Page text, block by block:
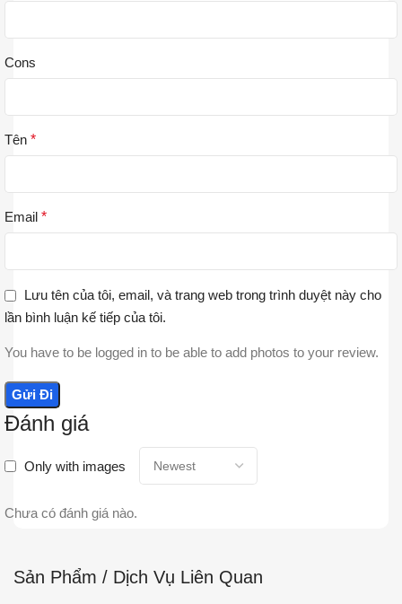
Đánh giá
Only with images
Chưa có đánh giá nào.
Cons
Tên *
Email *
Lưu tên của tôi, email, và trang web trong trình duyệt này cho
lần bình luận kế tiếp của tôi.
You have to be logged in to be able to add photos to your review.
Sản Phẩm / Dịch Vụ Liên Quan